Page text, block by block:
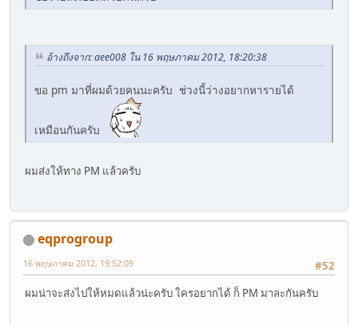
อ้างถึงจาก: aee008 ใน 16 พฤษภาคม 2012, 18:20:38
ขอ pm มาที่ผมด้วยคนนะครับ ช่วงนี้ว่างอยากหารายได้
เหมือนกันครับ
ผมส่งให้ทาง PM แล้วครับ
eqprogroup
#52
16 พฤษภาคม 2012, 19:52:09
ผมน่าจะส่งไปให้หมดแล้วน่ะครับ ใครอยากได้ ก็ PM มาละกันครับ